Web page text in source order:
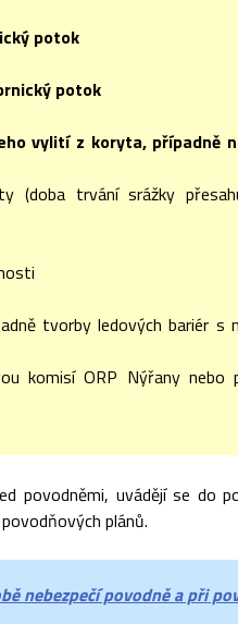
potok
potok
vylití z koryta, případně
(doba trvání srážky
tvorby ledových bariér s
komisí ORP Nýřany nebo
povodněmi, uvádějí se do
plánů.
nebezpečí povodně a při